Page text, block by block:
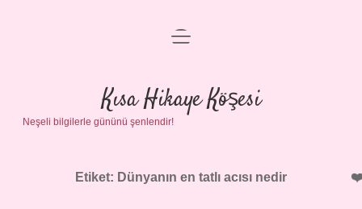
Anasayfa
Gizlilik Politikası
Yasal Uyarı
menüyü
Kısa Hikaye Köşesi
Neşeli bilgilerle gününü şenlendir!
Etiket: Dünyanın en tatlı acısı nedir